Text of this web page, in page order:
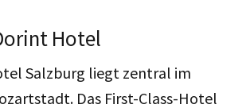
Hotel
Salzburg liegt zentral im
Das First-Class-Hotel